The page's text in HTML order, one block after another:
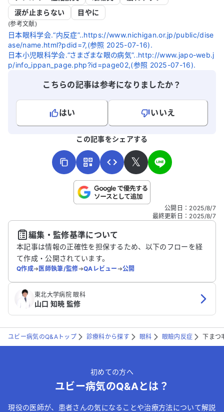
涙が止まらない
目やに
(参考文献)
日本眼科学会.“内反症”..https://www.nichigan.or.jp/public/dise
ase/name.html?pdid=7,(参照 2025-07-16).
日本小児眼科学会.“さまざまな眼の病気”..http://www.japo-web.j
p/info_ippan_page.php?id=page02,(参照 2025-07-16).
こちらの記事は参考になりましたか？
はい
いいえ
こちらは送信専用のフォームです。氏名やご自身の病気の詳細な
送信する
この記事をシェアする
𝕏
公開日 ： 2025/8/7
最終更新日 ： 2025/8/7
編集・監修基準について
本記事は情報の正確性を担保するため、以下のフローを経
て作成・公開されています。
Q作成➔医師執筆/監修➔QAレビュー➔公開
東北大学病院 眼科
山口 知暁 監修
ユビー病気のQ&Aトップ 診療科から探す 眼科 眼瞼内反症 下まつ
初めての方へ
ユビー病気のQ&Aとは？
現役の医師が、患者さんの気になることや治療方法について解説